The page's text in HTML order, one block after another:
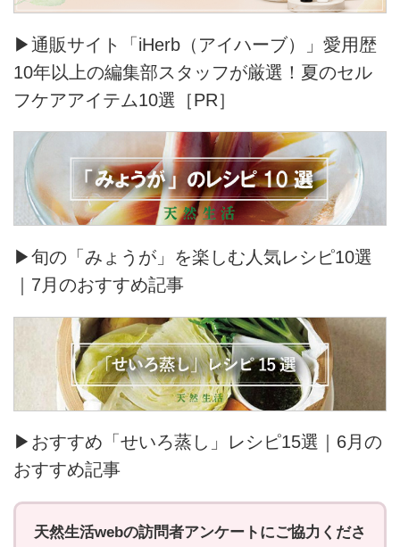
▶通販サイト「iHerb（アイハーブ）」愛用歴
10年以上の編集部スタッフが厳選！夏のセル
フケアアイテム10選［PR］
▶旬の「みょうが」を楽しむ人気レシピ10選
｜7月のおすすめ記事
▶おすすめ「せいろ蒸し」レシピ15選｜6月の
おすすめ記事